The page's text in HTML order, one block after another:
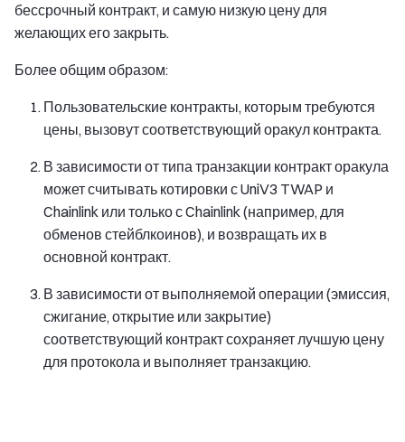
бессрочный контракт, и самую низкую цену для
желающих его закрыть.
Более общим образом:
Пользовательские контракты, которым требуются
цены, вызовут соответствующий оракул контракта.
В зависимости от типа транзакции контракт оракула
может считывать котировки с UniV3 TWAP и
Chainlink или только с Chainlink (например, для
обменов стейблкоинов), и возвращать их в
основной контракт.
В зависимости от выполняемой операции (эмиссия,
сжигание, открытие или закрытие)
соответствующий контракт сохраняет лучшую цену
для протокола и выполняет транзакцию.